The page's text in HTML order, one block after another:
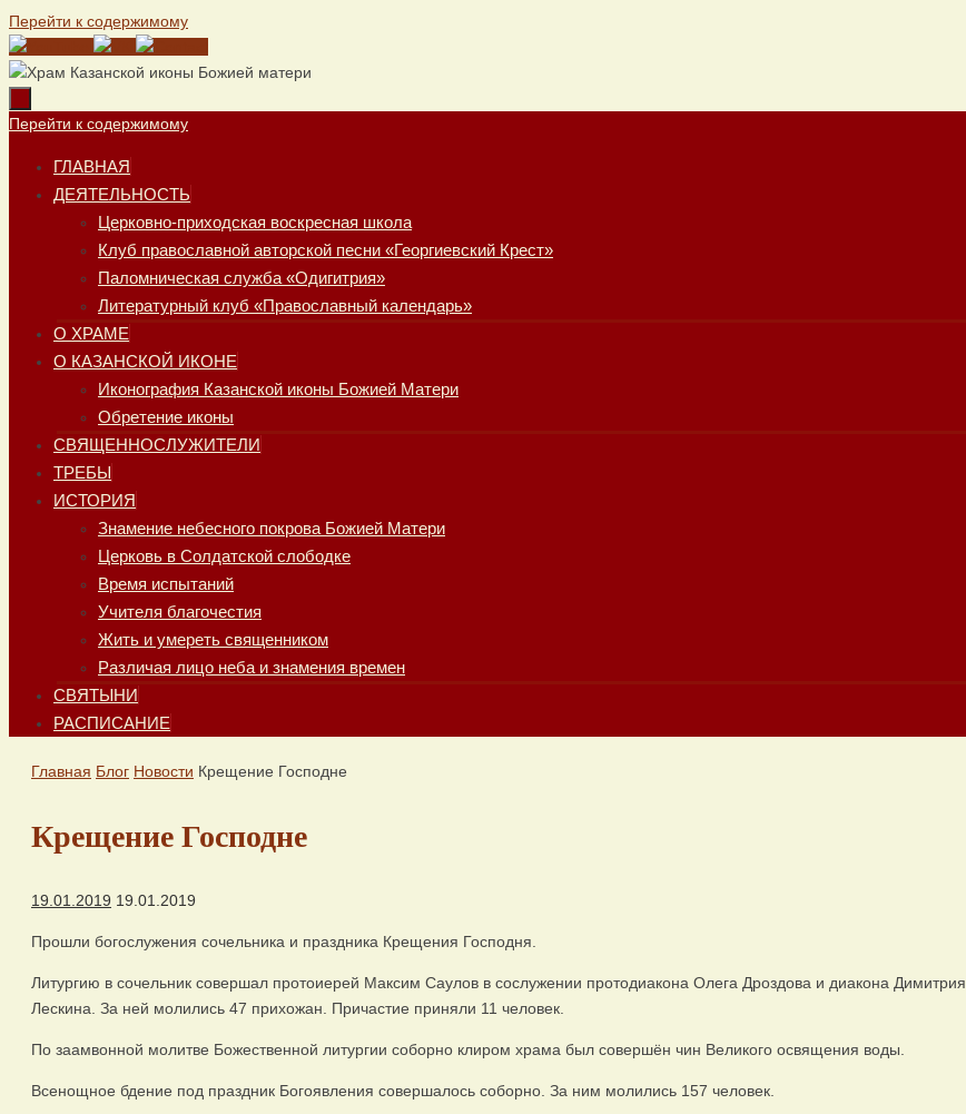
Перейти к содержимому
Перейти к содержимому
ГЛАВНАЯ
ДЕЯТЕЛЬНОСТЬ
Церковно-приходская воскресная школа
Клуб православной авторской песни «Георгиевский Крест»
Паломническая служба «Одигитрия»
Литературный клуб «Православный календарь»
О ХРАМЕ
О КАЗАНСКОЙ ИКОНЕ
Иконография Казанской иконы Божией Матери
Обретение иконы
СВЯЩЕННОСЛУЖИТЕЛИ
ТРЕБЫ
ИСТОРИЯ
Знамение небесного покрова Божией Матери
Церковь в Солдатской слободке
Время испытаний
Учителя благочестия
Жить и умереть священником
Различая лицо неба и знамения времен
СВЯТЫНИ
РАСПИСАНИЕ
Главная Блог Новости Крещение Господне
Крещение Господне
19.01.2019 19.01.2019
Прошли богослужения сочельника и праздника Крещения Господня.
Литургию в сочельник совершал протоиерей Максим Саулов в сослужении протодиакона Олега Дроздова и диакона Димитрия
Лескина. За ней молились 47 прихожан. Причастие приняли 11 человек.
По заамвонной молитве Божественной литургии соборно клиром храма был совершён чин Великого освящения воды.
Всенощное бдение под праздник Богоявления совершалось соборно. За ним молились 157 человек.